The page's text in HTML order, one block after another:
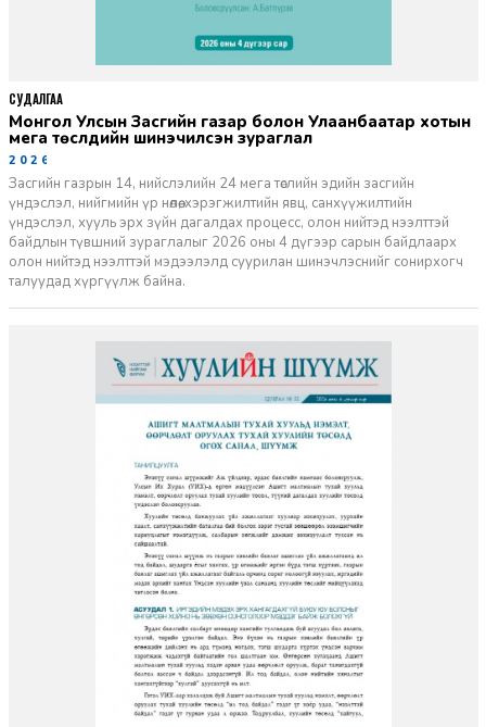
Монгол Улсын Засгийн газар болон Улаанбаатар хотын
мега төслүүдийн шинэчилсэн зураглал
2026-06-29
Засгийн газрын 14, нийслэлийн 24 мега төслийн эдийн засгийн
үндэслэл, нийгмийн үр нөлөө, хэрэгжилтийн явц, санхүүжилтийн
үндэслэл, хууль эрх зүйн дагалдах процесс, олон нийтэд нээлттэй
байдлын түвшний зураглалыг 2026 оны 4 дүгээр сарын байдлаарх
олон нийтэд нээлттэй мэдээлэлд суурилан шинэчлэснийг сонирхогч
талуудад хүргүүлж байна.
СУДАЛГАА